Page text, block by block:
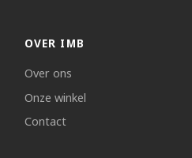
OVER IMB
Over ons
Onze winkel
Contact